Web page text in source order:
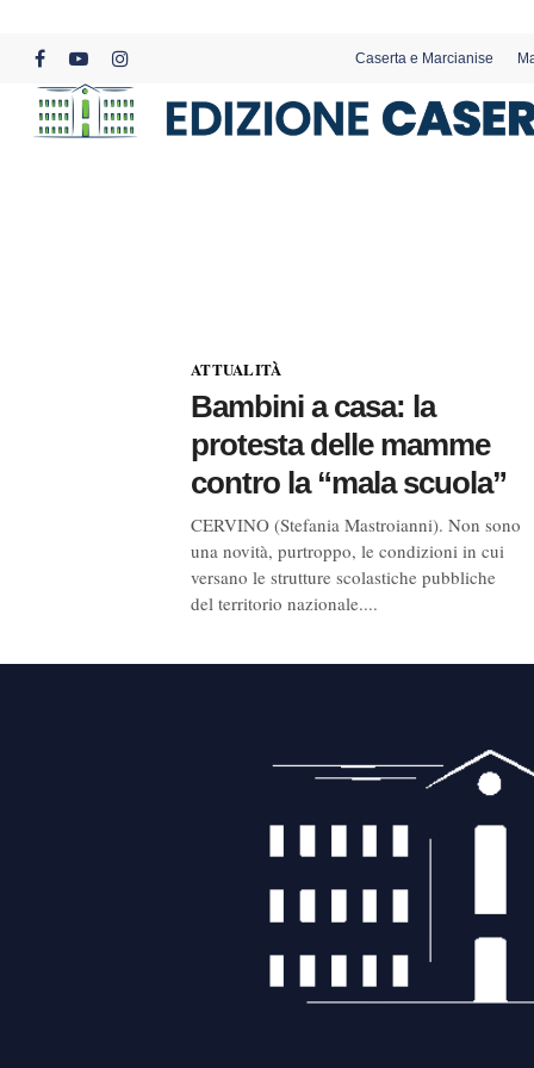
content
facebookyoutubeinstagram
Caserta e Marcianise
ATTUALITÀ
Bambini a casa: la
protesta delle mamme
contro la “mala scuola”
CERVINO (Stefania Mastroianni). Non sono
una novità, purtroppo, le condizioni in cui
versano le strutture scolastiche pubbliche
del territorio nazionale....